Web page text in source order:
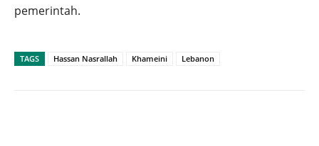
pemerintah.
TAGS Hassan Nasrallah Khameini Lebanon